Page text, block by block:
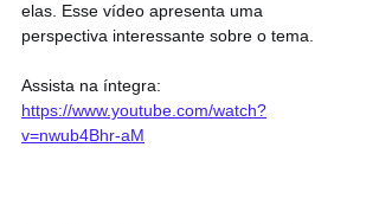
elas. Esse vídeo apresenta uma
perspectiva interessante sobre o tema.
Assista na íntegra:
https://www.youtube.com/watch?
v=nwub4Bhr-aM